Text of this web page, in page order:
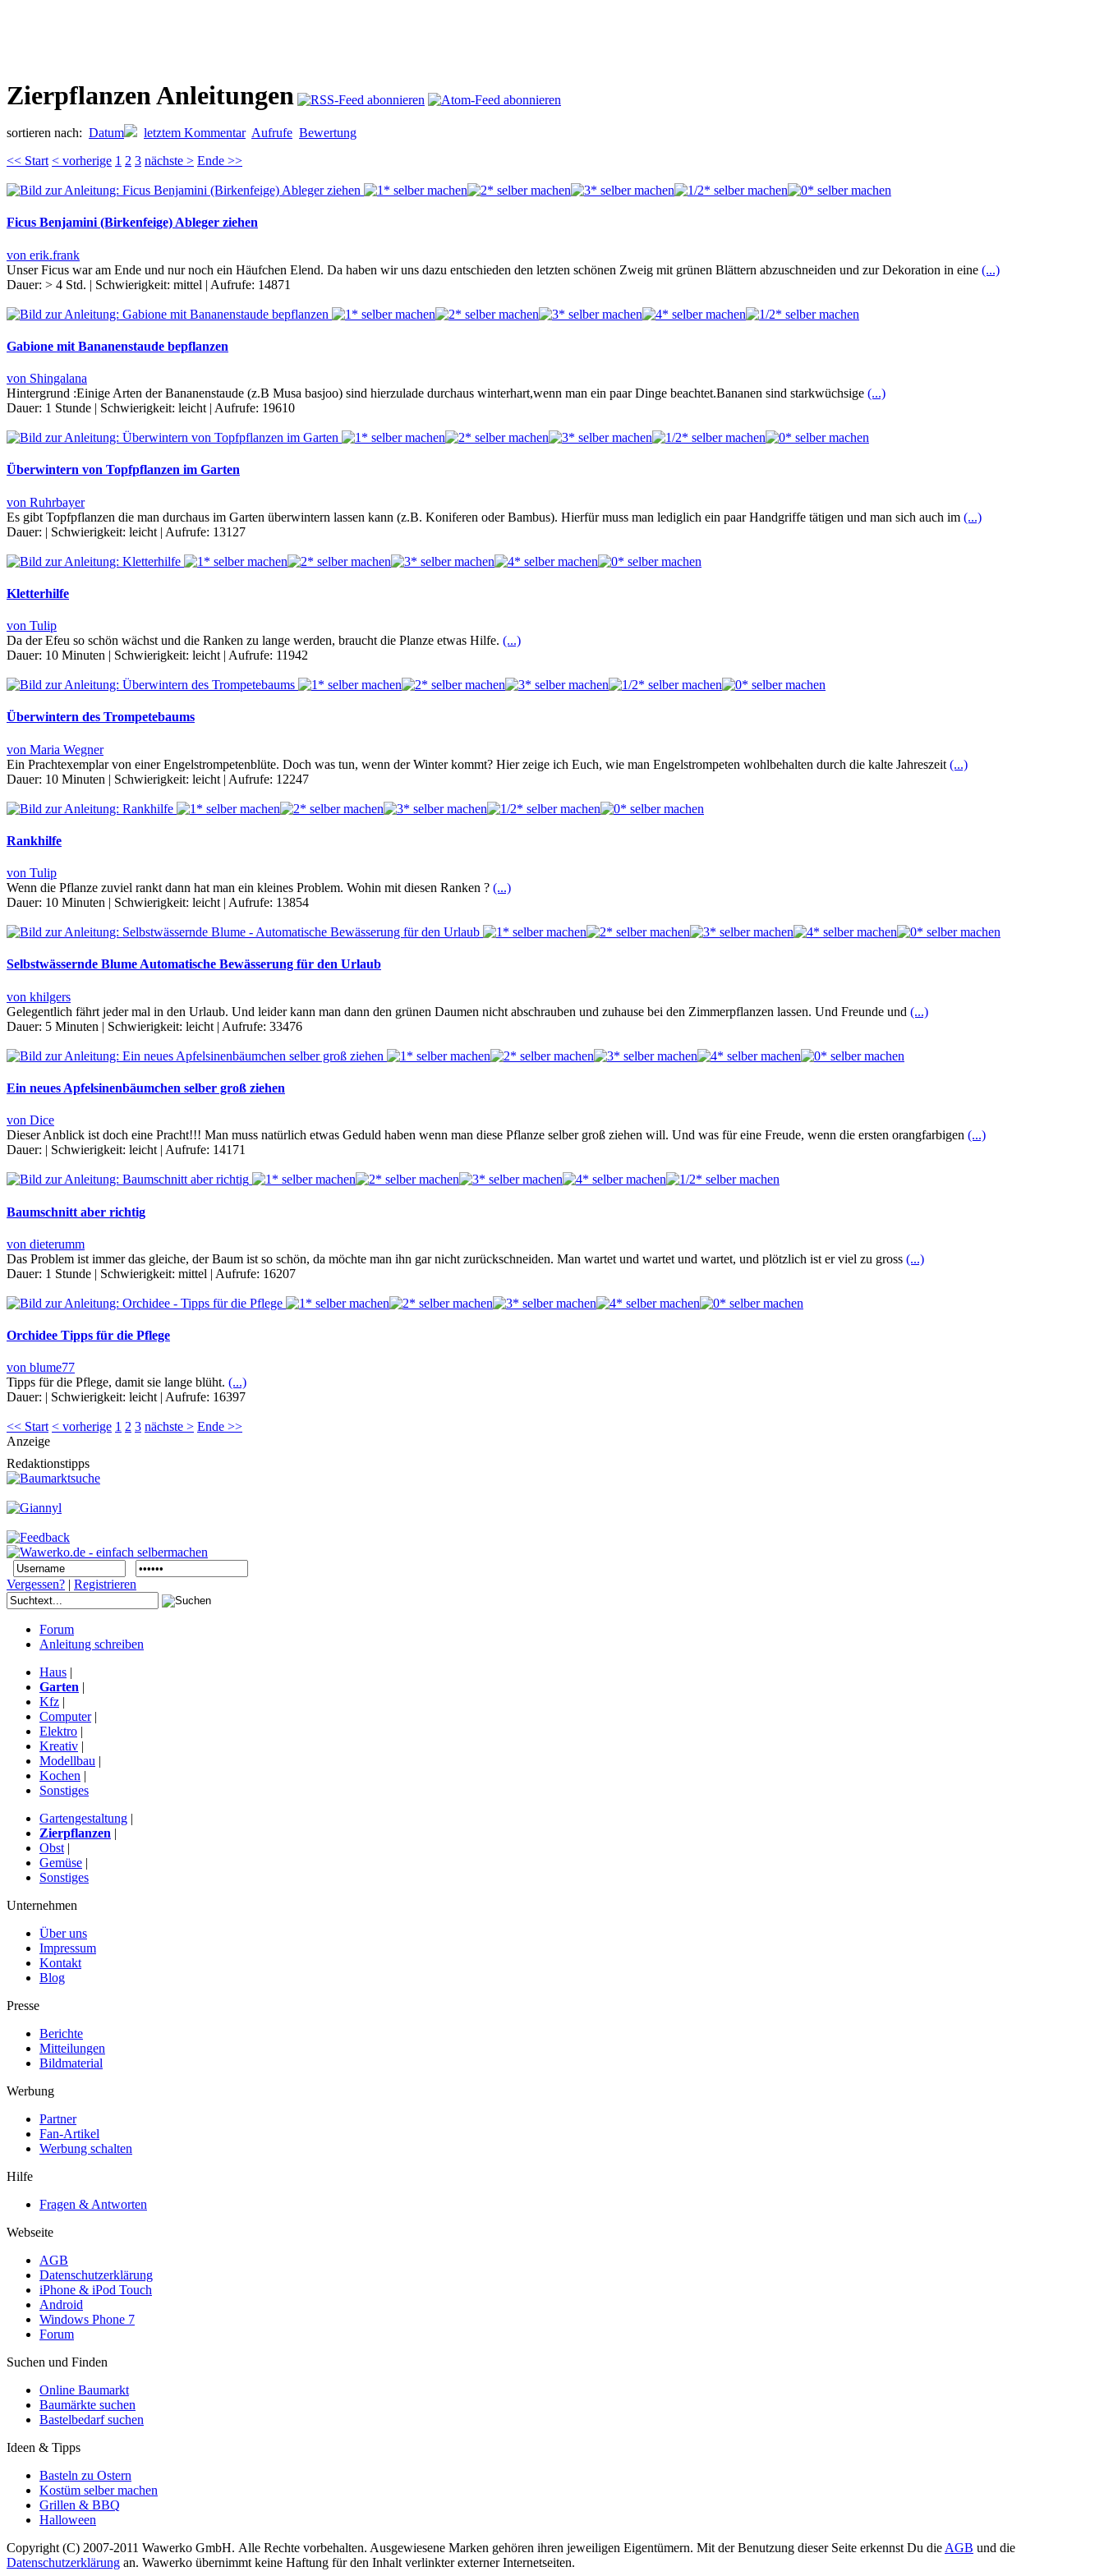
Zierpflanzen Anleitungen
sortieren nach: Datum letztem Kommentar Aufrufe Bewertung
<< Start < vorherige 1 2 3 nächste > Ende >>
Ficus Benjamini (Birkenfeige) Ableger ziehen
von erik.frank
Unser Ficus war am Ende und nur noch ein Häufchen Elend. Da haben wir uns dazu entschieden den letzten schönen Zweig mit grünen Blättern abzuschneiden und zur Dekoration in eine (...)
Dauer: > 4 Std. | Schwierigkeit: mittel | Aufrufe: 14871
Gabione mit Bananenstaude bepflanzen
von Shingalana
Hintergrund :Einige Arten der Bananenstaude (z.B Musa basjoo) sind hierzulade durchaus winterhart,wenn man ein paar Dinge beachtet.Bananen sind starkwüchsige (...)
Dauer: 1 Stunde | Schwierigkeit: leicht | Aufrufe: 19610
Überwintern von Topfpflanzen im Garten
von Ruhrbayer
Es gibt Topfpflanzen die man durchaus im Garten überwintern lassen kann (z.B. Koniferen oder Bambus). Hierfür muss man lediglich ein paar Handgriffe tätigen und man sich auch im (...)
Dauer: | Schwierigkeit: leicht | Aufrufe: 13127
Kletterhilfe
von Tulip
Da der Efeu so schön wächst und die Ranken zu lange werden, braucht die Planze etwas Hilfe. (...)
Dauer: 10 Minuten | Schwierigkeit: leicht | Aufrufe: 11942
Überwintern des Trompetebaums
von Maria Wegner
Ein Prachtexemplar von einer Engelstrompetenblüte. Doch was tun, wenn der Winter kommt? Hier zeige ich Euch, wie man Engelstrompeten wohlbehalten durch die kalte Jahreszeit (...)
Dauer: 10 Minuten | Schwierigkeit: leicht | Aufrufe: 12247
Rankhilfe
von Tulip
Wenn die Pflanze zuviel rankt dann hat man ein kleines Problem. Wohin mit diesen Ranken ? (...)
Dauer: 10 Minuten | Schwierigkeit: leicht | Aufrufe: 13854
Selbstwässernde Blume Automatische Bewässerung für den Urlaub
von khilgers
Gelegentlich fährt jeder mal in den Urlaub. Und leider kann man dann den grünen Daumen nicht abschrauben und zuhause bei den Zimmerpflanzen lassen. Und Freunde und (...)
Dauer: 5 Minuten | Schwierigkeit: leicht | Aufrufe: 33476
Ein neues Apfelsinenbäumchen selber groß ziehen
von Dice
Dieser Anblick ist doch eine Pracht!!! Man muss natürlich etwas Geduld haben wenn man diese Pflanze selber groß ziehen will. Und was für eine Freude, wenn die ersten orangfarbigen (...)
Dauer: | Schwierigkeit: leicht | Aufrufe: 14171
Baumschnitt aber richtig
von dieterumm
Das Problem ist immer das gleiche, der Baum ist so schön, da möchte man ihn gar nicht zurückschneiden. Man wartet und wartet und wartet, und plötzlich ist er viel zu gross (...)
Dauer: 1 Stunde | Schwierigkeit: mittel | Aufrufe: 16207
Orchidee Tipps für die Pflege
von blume77
Tipps für die Pflege, damit sie lange blüht. (...)
Dauer: | Schwierigkeit: leicht | Aufrufe: 16397
<< Start < vorherige 1 2 3 nächste > Ende >>
Anzeige
Redaktionstipps
Vergessen? | Registrieren
Forum
Anleitung schreiben
Haus |
Garten |
Kfz |
Computer|
Elektro |
Kreativ |
Modellbau |
Kochen |
Sonstiges
Gartengestaltung |
Zierpflanzen |
Obst |
Gemüse |
Sonstiges
Unternehmen
Über uns
Impressum
Kontakt
Blog
Presse
Berichte
Mitteilungen
Bildmaterial
Werbung
Partner
Fan-Artikel
Werbung schalten
Hilfe
Fragen & Antworten
Webseite
AGB
Datenschutzerklärung
iPhone & iPod Touch
Android
Windows Phone 7
Forum
Suchen und Finden
Online Baumarkt
Baumärkte suchen
Bastelbedarf suchen
Ideen & Tipps
Basteln zu Ostern
Kostüm selber machen
Grillen & BBQ
Halloween
Copyright (C) 2007-2011 Wawerko GmbH. Alle Rechte vorbehalten. Ausgewiesene Marken gehören ihren jeweiligen Eigentümern. Mit der Benutzung dieser Seite erkennst Du die AGB und die
Datenschutzerklärung an. Wawerko übernimmt keine Haftung für den Inhalt verlinkter externer Internetseiten.